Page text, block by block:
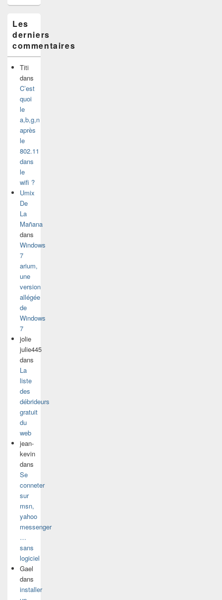
Les
derniers
commentaires
Titi
dans
C’est
quoi
le
a,b,g,n
après
le
802.11
dans
le
wifi ?
Umix
De
La
Mañana
dans
Windows
7
arium,
une
version
allégée
de
Windows
7
jolie
julie445
dans
La
liste
des
débrideurs
gratuit
du
web
jean-
kevin
dans
Se
conneter
sur
msn,
yahoo
messenger
…
sans
logiciel
Gael
dans
installer